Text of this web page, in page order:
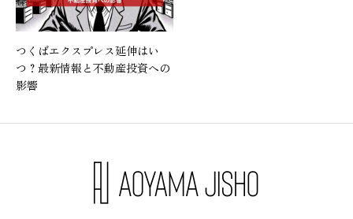
つくばエクスプレス延伸はい
つ？最新情報と不動産投資への
影響